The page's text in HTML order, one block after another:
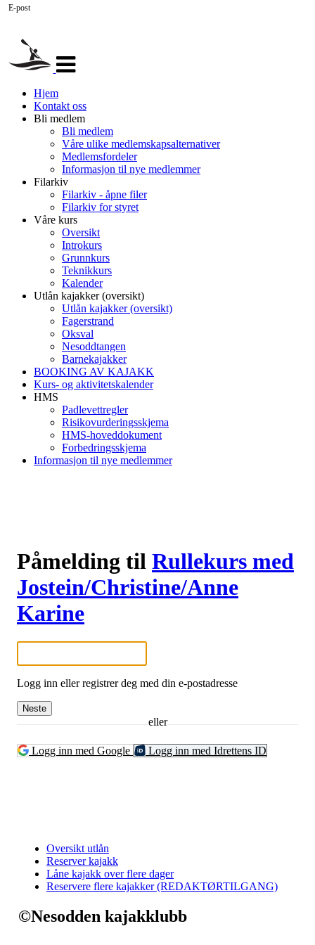
navigasjon
Hjem
Kontakt oss
Bli medlem
Bli medlem
Våre ulike medlemskapsalternativer
Medlemsfordeler
Informasjon til nye medlemmer
Filarkiv
Filarkiv - åpne filer
Filarkiv for styret
Våre kurs
Oversikt
Introkurs
Grunnkurs
Teknikkurs
Kalender
Utlån kajakker (oversikt)
Utlån kajakker (oversikt)
Fagerstrand
Oksval
Nesoddtangen
Barnekajakker
BOOKING AV KAJAKK
Kurs- og aktivitetskalender
HMS
Padlevettregler
Risikovurderingsskjema
HMS-hoveddokument
Forbedringsskjema
Informasjon til nye medlemmer
Påmelding til Rullekurs med
Jostein/Christine/Anne
Karine
E-post
Logg inn eller registrer deg med din e-postadresse
Neste
eller
Logg inn med Google Logg inn med Idrettens ID
Oversikt utlån
Reserver kajakk
Låne kajakk over flere dager
Reservere flere kajakker (REDAKTØRTILGANG)
©Nesodden kajakklubb